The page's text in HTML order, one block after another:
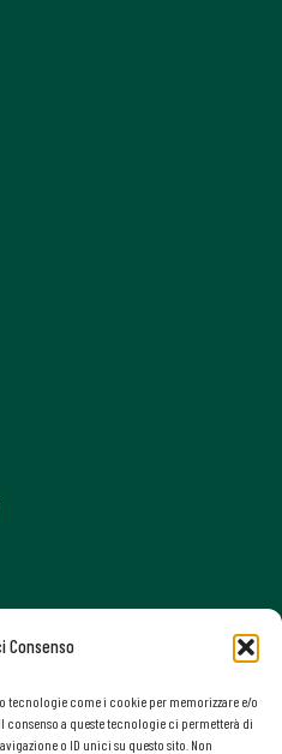
Consenso
tecnologie come i cookie per memorizzare e/o
a queste tecnologie ci permetterà di
o ID unici su questo sito. Non